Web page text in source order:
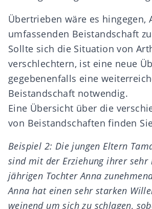
Übertrieben wäre es hingegen,
umfassenden Beistandschaft
Sollte sich die Situation von
verschlechtern, ist eine neue
gegebenenfalls eine
Beistandschaft notwendig.
Eine Übersicht über die
von Beistandschaften finden
Beispiel 2: Die jungen Eltern
sind mit der Erziehung ihrer sehr
jährigen Tochter Anna
Anna hat einen sehr starken
weinend um sich zu schlagen,